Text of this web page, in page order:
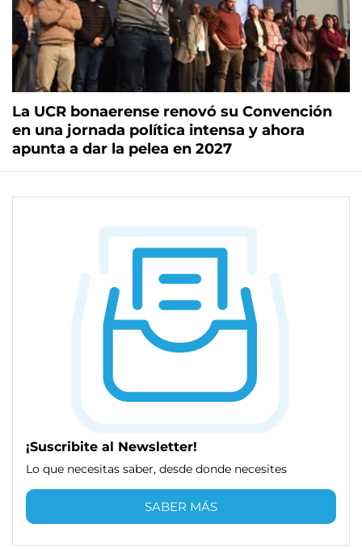
La UCR bonaerense renovó su Convención
en una jornada política intensa y ahora
apunta a dar la pelea en 2027
¡Suscribite al Newsletter!
Lo que necesitas saber, desde donde necesites
SABER MÁS